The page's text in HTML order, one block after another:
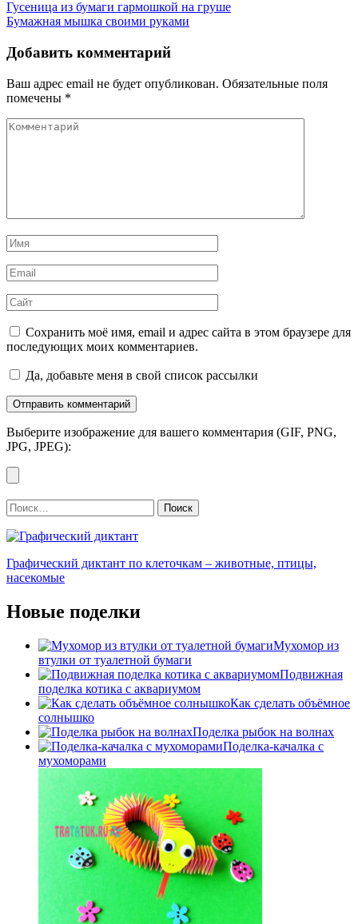
Навигация
по
записям
Гусеница из бумаги гармошкой на груше
Бумажная мышка своими руками
Добавить комментарий
Ваш адрес email не будет опубликован. Обязательные поля
помечены *
Комментарий
Имя
Email
Сайт
Сохранить моё имя, email и адрес сайта в этом браузере для
последующих моих комментариев.
Да, добавьте меня в свой список рассылки
Выберите изображение для вашего комментария (GIF, PNG,
JPG, JPEG):
Найти:
Графический диктант по клеточкам – животные, птицы,
насекомые
Новые поделки
Мухомор из
втулки от туалетной бумаги
Подвижная
поделка котика с аквариумом
Как сделать объёмное
солнышко
Поделка рыбок на волнах
Поделка-качалка с
мухоморами